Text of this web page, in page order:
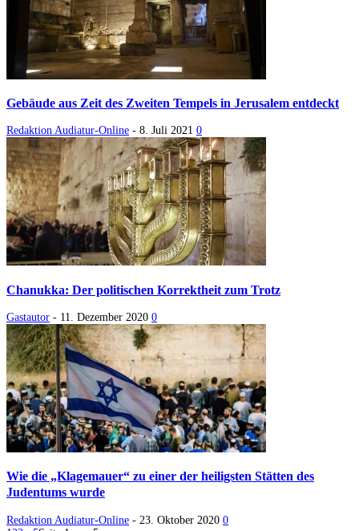
Gebäude aus Zeit des Zweiten Tempels in Jerusalem entdeckt
Redaktion Audiatur-Online - 8. Juli 2021 0
Chanukka: Der politischen Korrektheit zum Trotz
Gastautor - 11. Dezember 2020 0
Wie die „Klagemauer“ zu einer der heiligsten Stätten des
Judentums wurde
Redaktion Audiatur-Online - 23. Oktober 2020 0